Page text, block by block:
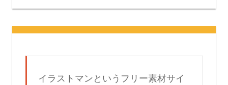
イラストマンというフリー素材サイ